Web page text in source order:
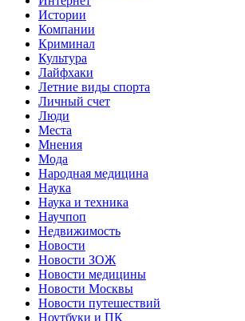
Истории
Компании
Криминал
Культура
Лайфхаки
Летние виды спорта
Личный счет
Люди
Места
Мнения
Мода
Народная медицина
Наука
Наука и техника
Научпоп
Недвижимость
Новости
Новости ЗОЖ
Новости медицины
Новости Москвы
Новости путешествий
Ноутбуки и ПК